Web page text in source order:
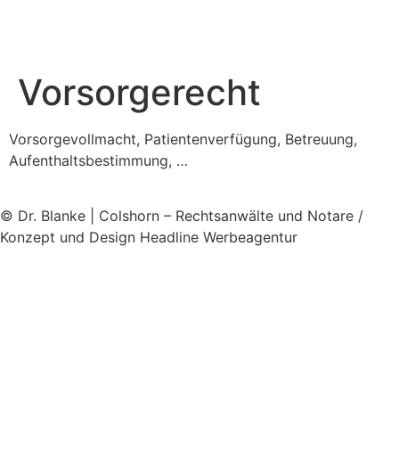
Vorsorgerecht
Vorsorgevollmacht, Patientenverfügung, Betreuung,
Aufenthaltsbestimmung, …
© Dr. Blanke | Colshorn – Rechtsanwälte und Notare /
Konzept und Design Headline Werbeagentur